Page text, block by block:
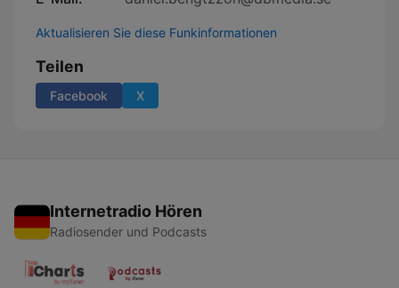
Aktualisieren Sie diese Funkinformationen
Teilen
Facebook X
Internetradio Hören
Radiosender und Podcasts